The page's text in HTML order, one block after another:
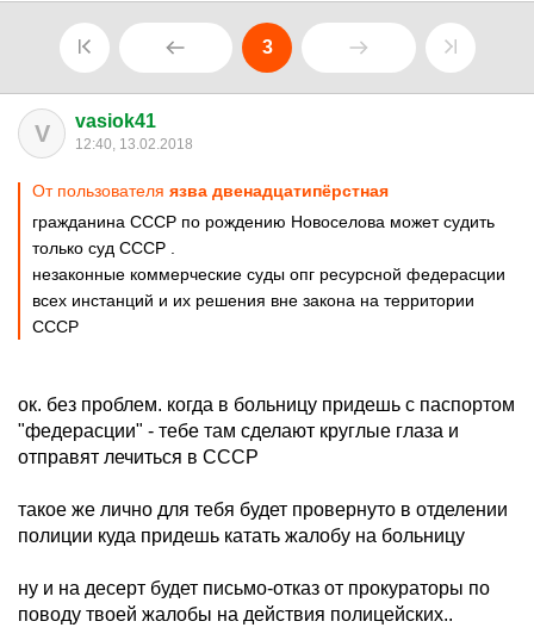
3
V vasiok41
12:40, 13.02.2018
От пользователя язва двенадцатипёрстная
гражданина СССР по рождению Новоселова может судить
только суд СССР .
незаконные коммерческие суды опг ресурсной федерасции
всех инстанций и их решения вне закона на территории
СССР
ок. без проблем. когда в больницу придешь с паспортом
"федерасции" - тебе там сделают круглые глаза и
отправят лечиться в СССР
такое же лично для тебя будет провернуто в отделении
полиции куда придешь катать жалобу на больницу
ну и на десерт будет письмо-отказ от прокураторы по
поводу твоей жалобы на действия полицейских..